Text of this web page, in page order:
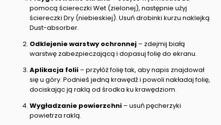
pomocą ściereczki Wet (zielonej), następnie użyj
ściereczki Dry (niebieskiej). Usuń drobinki kurzu naklejką
Dust-absorber.
Odklejenie warstwy ochronnej – zdejmij białą
warstwę zabezpieczającą i dopasuj folię do ekranu.
Aplikacja folii – przyłóż folię tak, aby napis znajdował
się u góry. Podnieś jedną krawędź i powoli nakładaj folię,
dociskając ją raklą od środka ku krawędziom.
Wygładzanie powierzchni – usuń pęcherzyki
powietrza raklą.